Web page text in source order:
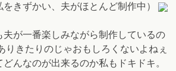
をきずかい、夫がほとんど制作中）
夫が一番楽しみながら制作しているの
りきたりのじゃおもしろくないよねぇ
んなのが出来るのか私もドキドキ。